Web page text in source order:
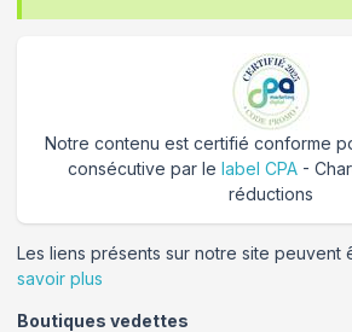
Notre contenu est certifié conforme
consécutive par le label CPA -
réductions
Les liens présents sur notre site peuvent
savoir plus
Boutiques vedettes